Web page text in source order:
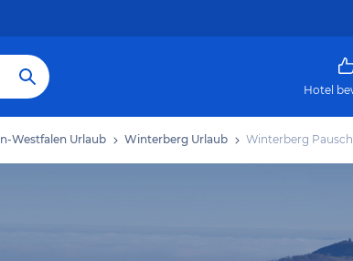
Hotel
Westfalen Urlaub Winterberg Urlaub Winterberg